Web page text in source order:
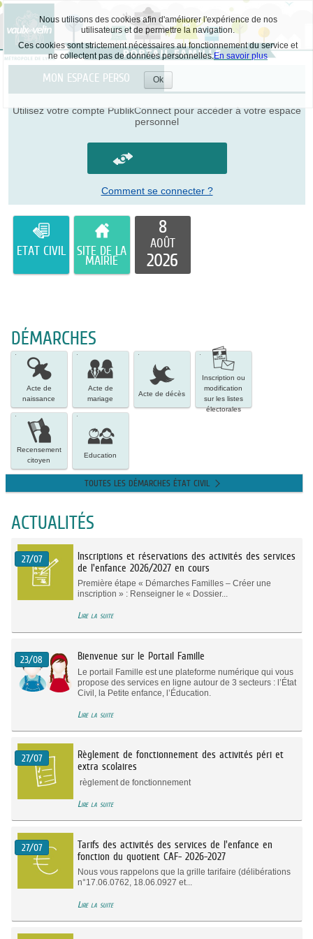
Nous utilisons des cookies afin d'améliorer l'expérience de nos
utilisateurs et de permettre la navigation.
Ces cookies sont strictement nécessaires au fonctionnement du service et
ne collectent pas de données personnelles.En savoir plus
Ok
Accepter
cookies
MON ESPACE PERSO
Utilisez votre compte PublikConnect pour accéder à votre espace
personnel
Comment se connecter ?
ETAT CIVIL SITE DE LA
MAIRIE
8
AOÛT
2026
DÉMARCHES
Acte
naissance
Acte de
naissance
Acte
mariage
Acte de
mariage
Acte
décès
Acte de décès
Inscription
modification
sur
les
listes
Inscription ou
modification
sur les listes
électorales
Recensement
citoyen
Recensement
citoyen
Education
Education
TOUTES LES DÉMARCHES ÉTAT CIVIL
ACTUALITÉS
27/07
Inscriptions et réservations des activités des services
de l'enfance 2026/2027 en cours
Première étape « Démarches Familles – Créer une
inscription » : Renseigner le « Dossier...
Lire la suite
23/08 Bienvenue sur le Portail Famille
Le portail Famille est une plateforme numérique qui vous
propose des services en ligne autour de 3 secteurs : l’État
Civil, la Petite enfance, l’Éducation.
Lire la suite
27/07
Règlement de fonctionnement des activités péri et
extra scolaires
règlement de fonctionnement
Lire la suite
27/07
Tarifs des activités des services de l'enfance en
fonction du quotient CAF- 2026-2027
Nous vous rappelons que la grille tarifaire (délibérations
n°17.06.0762, 18.06.0927 et...
Lire la suite